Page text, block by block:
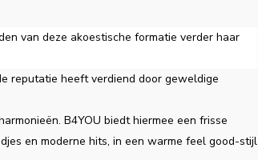
van deze akoestische formatie verder haar
reputatie heeft verdiend door geweldige
B4YOU biedt hiermee een frisse
en moderne hits, in een warme feel good-stijl